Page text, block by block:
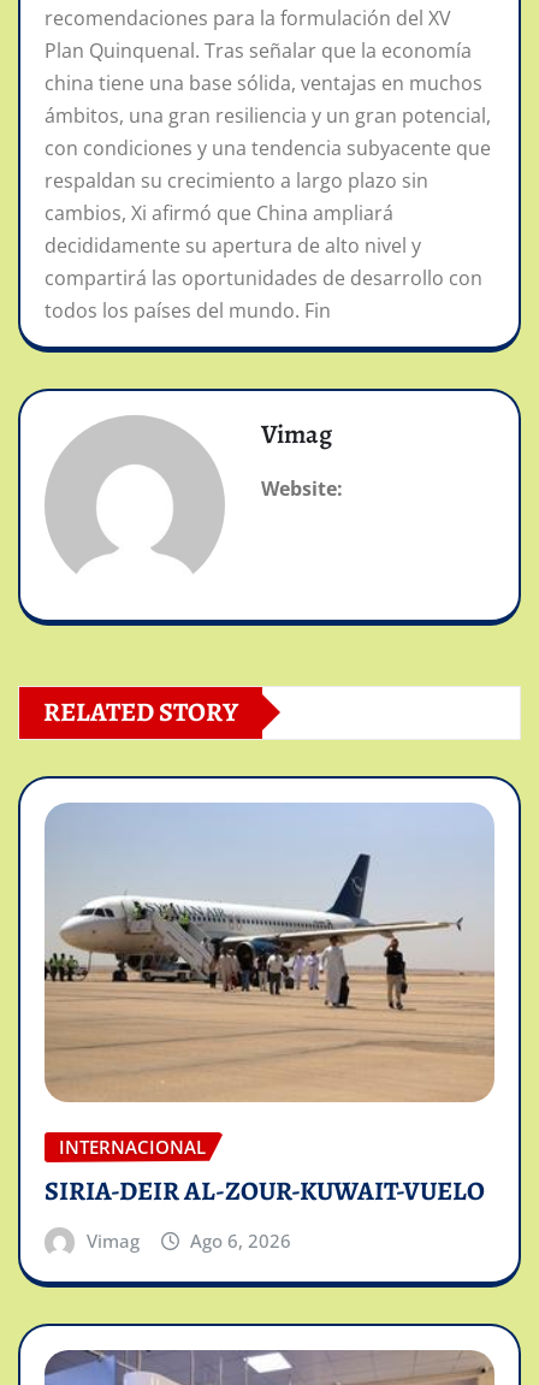
recomendaciones para la formulación del XV
Plan Quinquenal. Tras señalar que la economía
china tiene una base sólida, ventajas en muchos
ámbitos, una gran resiliencia y un gran potencial,
con condiciones y una tendencia subyacente que
respaldan su crecimiento a largo plazo sin
cambios, Xi afirmó que China ampliará
decididamente su apertura de alto nivel y
compartirá las oportunidades de desarrollo con
todos los países del mundo. Fin
Vimag
Website:
RELATED STORY
INTERNACIONAL
SIRIA-DEIR AL-ZOUR-KUWAIT-VUELO
Vimag Ago 6, 2026